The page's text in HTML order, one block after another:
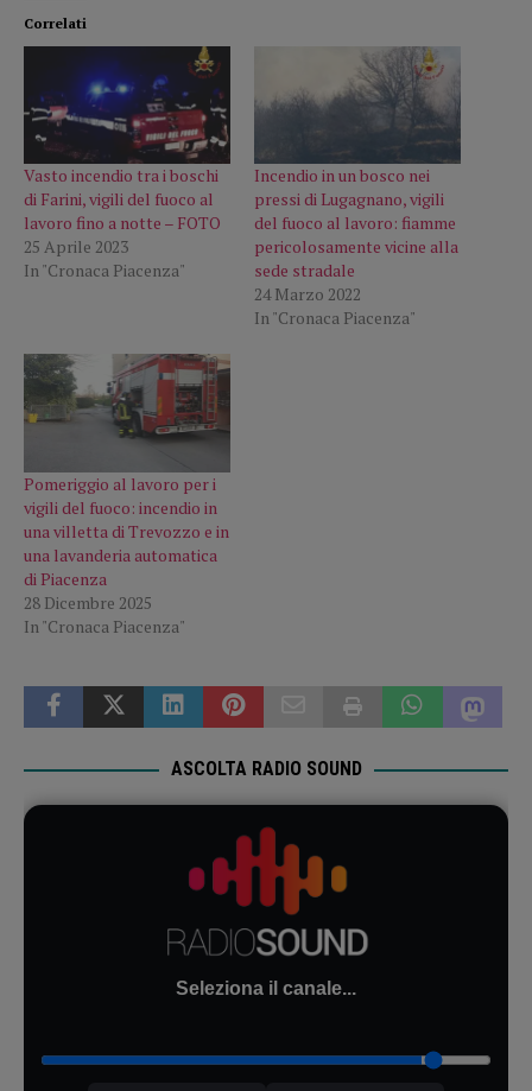
Correlati
Vasto incendio tra i boschi
di Farini, vigili del fuoco al
lavoro fino a notte – FOTO
25 Aprile 2023
In "Cronaca Piacenza"
Incendio in un bosco nei
pressi di Lugagnano, vigili
del fuoco al lavoro: fiamme
pericolosamente vicine alla
sede stradale
24 Marzo 2022
In "Cronaca Piacenza"
Pomeriggio al lavoro per i
vigili del fuoco: incendio in
una villetta di Trevozzo e in
una lavanderia automatica
di Piacenza
28 Dicembre 2025
In "Cronaca Piacenza"
ASCOLTA RADIO SOUND
Seleziona il canale...